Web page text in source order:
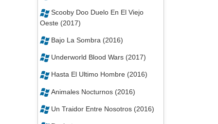
Scooby Doo Duelo En El Viejo
Oeste (2017)
Bajo La Sombra (2016)
Underworld Blood Wars (2017)
Hasta El Ultimo Hombre (2016)
Animales Nocturnos (2016)
Un Traidor Entre Nosotros (2016)